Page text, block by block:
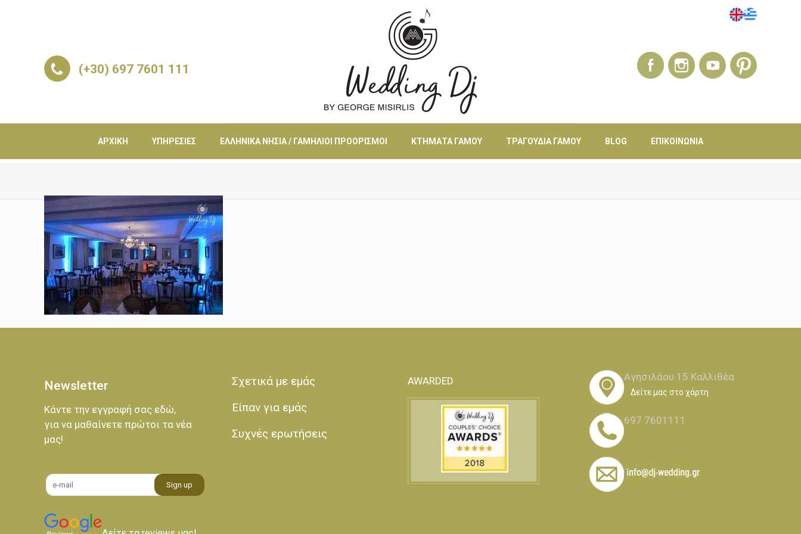
(+30) 697 7601 111
ΑΡΧΙΚΉ ΥΠΗΡΕΣΊΕΣ ΕΛΛΗΝΙΚΆ ΝΗΣΙΆ / ΓΑΜΉΛΙΟΙ ΠΡΟΟΡΙΣΜΟΊ ΚΤΉΜΑΤΑ ΓΆΜΟΥ ΤΡΑΓΟΎΔΙΑ ΓΆΜΟΥ BLOG ΕΠΙΚΟΙΝΩΝΊΑ
Newsletter
Κάντε την εγγραφή σας εδώ,
για να μαθαίνετε πρώτοι τα νέα
μας!
Σχετικά με εμάς
Είπαν για εμάς
Συχνές ερωτήσεις
AWARDED Αγησιλάου 15 Καλλιθέα
Δείτε μας στο χάρτη
697 7601111